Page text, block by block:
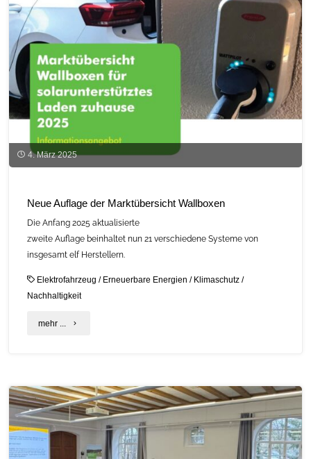
4. März 2025
Neue Auflage der Marktübersicht Wallboxen
Die Anfang 2025 aktualisierte
zweite Auflage beinhaltet nun 21 verschiedene Systeme von
insgesamt elf Herstellern.
Elektrofahrzeug / Erneuerbare Energien / Klimaschutz /
Nachhaltigkeit
mehr ... "Neue
Marktübersicht
Wallboxen"